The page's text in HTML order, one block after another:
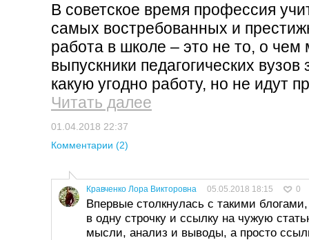
В советское время профессия
самых востребованных и
работа в школе – это не то, о
выпускники педагогических
какую угодно работу, но не идут
Читать далее
01.04.2018 22:37
Комментарии (2)
Кравченко Лора Викторовна 05.05.2018 18:15 0
Впервые столкнулась с такими
в одну строчку и ссылку на чужую
мысли, анализ и выводы, а просто